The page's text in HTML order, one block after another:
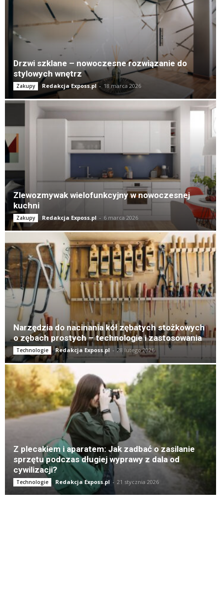
Drzwi szklane – nowoczesne rozwiązanie do
stylowych wnętrz
Zakupy Redakcja Exposs.pl - 18 marca 2026
Zlewozmywak wielofunkcyjny w nowoczesnej
kuchni
Zakupy Redakcja Exposs.pl - 6 marca 2026
Narzędzia do nacinania kół zębatych stożkowych
o zębach prostych – technologie i zastosowania
Technologie Redakcja Exposs.pl - 28 lutego 2026
Z plecakiem i aparatem: Jak zadbać o zasilanie
sprzętu podczas długiej wyprawy z dala od
cywilizacji?
Technologie Redakcja Exposs.pl - 21 stycznia 2026